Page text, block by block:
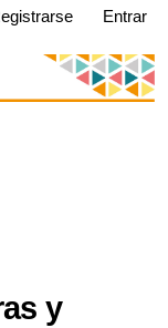
Entrar
y